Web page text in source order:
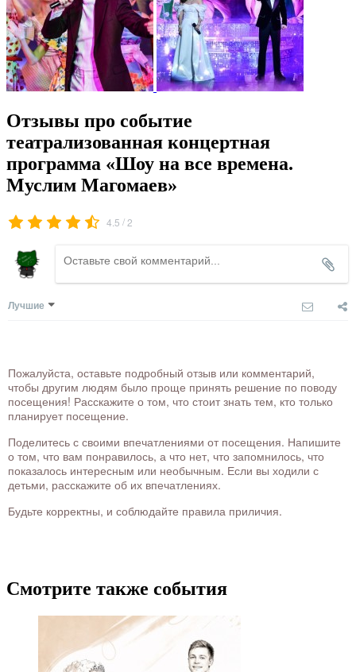
Отзывы про событие
театрализованная концертная
программа «Шоу на все времена.
Муслим Магомаев»
4.5 /2
Лучшие
Пожалуйста, оставьте подробный отзыв или комментарий,
чтобы другим людям было проще принять решение по поводу
посещения! Расскажите о том, что стоит знать тем, кто только
планирует посещение.
Поделитесь с своими впечатлениями от посещения. Напишите
о том, что вам понравилось, а что нет, что запомнилось, что
показалось интересным или необычным. Если вы ходили с
детьми, расскажите об их впечатлениях.
Будьте корректны, и соблюдайте правила приличия.
Смотрите также события